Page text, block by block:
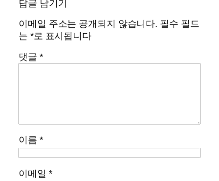
답글 남기기
이메일 주소는 공개되지 않습니다. 필수 필드
는 *로 표시됩니다
댓글 *
이름 *
이메일 *